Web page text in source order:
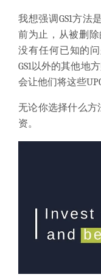
我想强调GS1方法
前为止，从被删除
没有任何已知的问
GS1以外的其他地
会让他们将这些
无论你选择什么方
资。